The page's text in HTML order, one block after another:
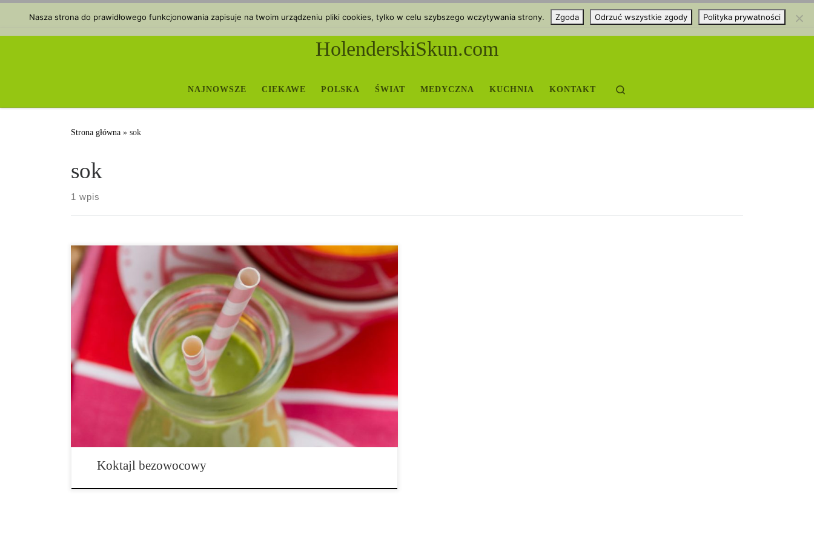
Przejdź do treści
HolenderskiSkun.com
NAJNOWSZE CIEKAWE POLSKA ŚWIAT MEDYCZNA KUCHNIA KONTAKT
Strona główna » sok
sok
1 wpis
Składniki: 1.5 szklanki wody lub niesłodzonego mleka migdałowego 2-3 łyżki świeżo
wyciśniętego soku z cytryny 1/4 łyżeczki ekstraktu waniliowego 1 porcja białka
konopnego o smaku waniliowym 0.5 średniej wielkości awokado 1 szklanka świeżego
szpinaku 4 kostki lodu 1. Umieść wszystkie składniki w blenderze kielichowym. 2.
Blenduj na wysokich obrotach przez 2-3 minuty, aż do uzyskania gładkiej konsystencji.
3. Podawaj od […]
Koktajl bezowocowy
Nasza strona do prawidłowego funkcjonowania zapisuje na twoim urządzeniu pliki cookies, tylko w celu szybszego wczytywania strony. Zgoda Odrzuć wszystkie zgody Polityka prywatności